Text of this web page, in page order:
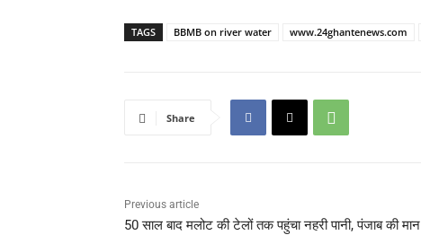
TAGS BBMB on river water www.24ghantenews.com
Share
Previous article
50 साल बाद मलोट की टेलों तक पहुंचा नहरी पानी, पंजाब की मान